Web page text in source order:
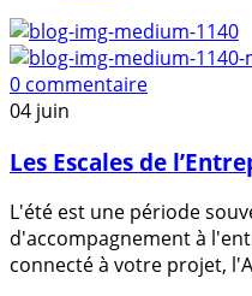
0 commentaire
04 juin
Les Escales de
L'été est une période
d'accompagnement à
connecté à votre projet,